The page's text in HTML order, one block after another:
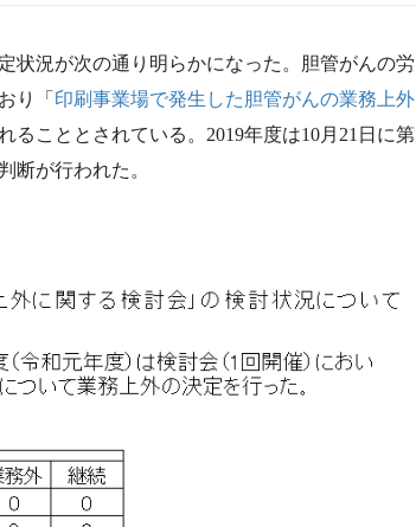
状況が次の通り明らかになった。胆管がんの労
り「 印刷事業場で発生した胆管がんの業務上外
ることとされている。2019年度は10月21日に第
断が行われた。